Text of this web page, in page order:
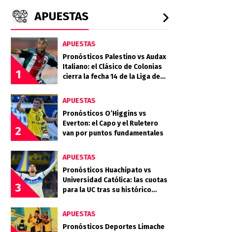
APUESTAS
1
APUESTAS
Pronósticos Palestino vs Audax
Italiano: el Clásico de Colonias
cierra la fecha 14 de la Liga de
2
APUESTAS
Pronósticos O’Higgins vs
Everton: el Capo y el Ruletero
van por puntos fundamentales
3
APUESTAS
Pronósticos Huachipato vs
Universidad Católica: las cuotas
para la UC tras su histórico
APUESTAS
Pronósticos Deportes Limache